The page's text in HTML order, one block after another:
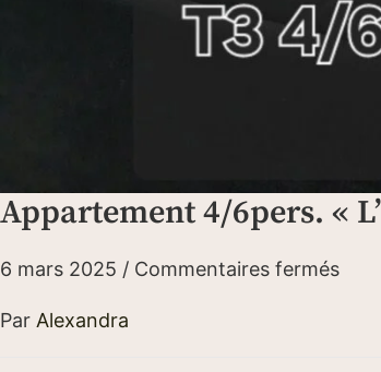
Appartement 4/6pers. «
6 mars 2025 / Commentaires fermés
Par Alexandra